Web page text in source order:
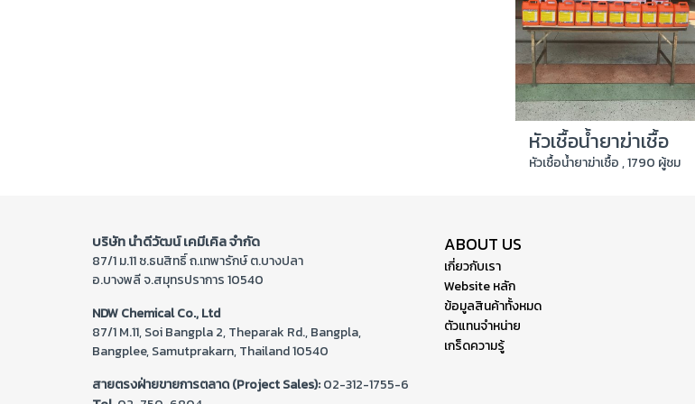
หัวเชื้อน้ำยาฆ่าเชื้อ
หัวเชื้อน้ำยาฆ่าเชื้อ , 1790 ผู้ชม
บริษัท นำดีวัฒน์ เคมีเคิล จำกัด
87/1 ม.11 ซ.ธนสิทธิ์ ถ.เทพารักษ์ ต.บางปลา
อ.บางพลี จ.สมุทรปราการ 10540
NDW Chemical Co., Ltd
87/1 M.11, Soi Bangpla 2, Theparak Rd., Bangpla,
Bangplee, Samutprakarn, Thailand 10540
สายตรงฝ่ายขายการตลาด (Project Sales):02-312-1755-6
ABOUT US
เกี่ยวกับเรา
Website หลัก
ข้อมูลสินค้าทั้งหมด
ตัวแทนจำหน่าย
เกร็ดความรู้